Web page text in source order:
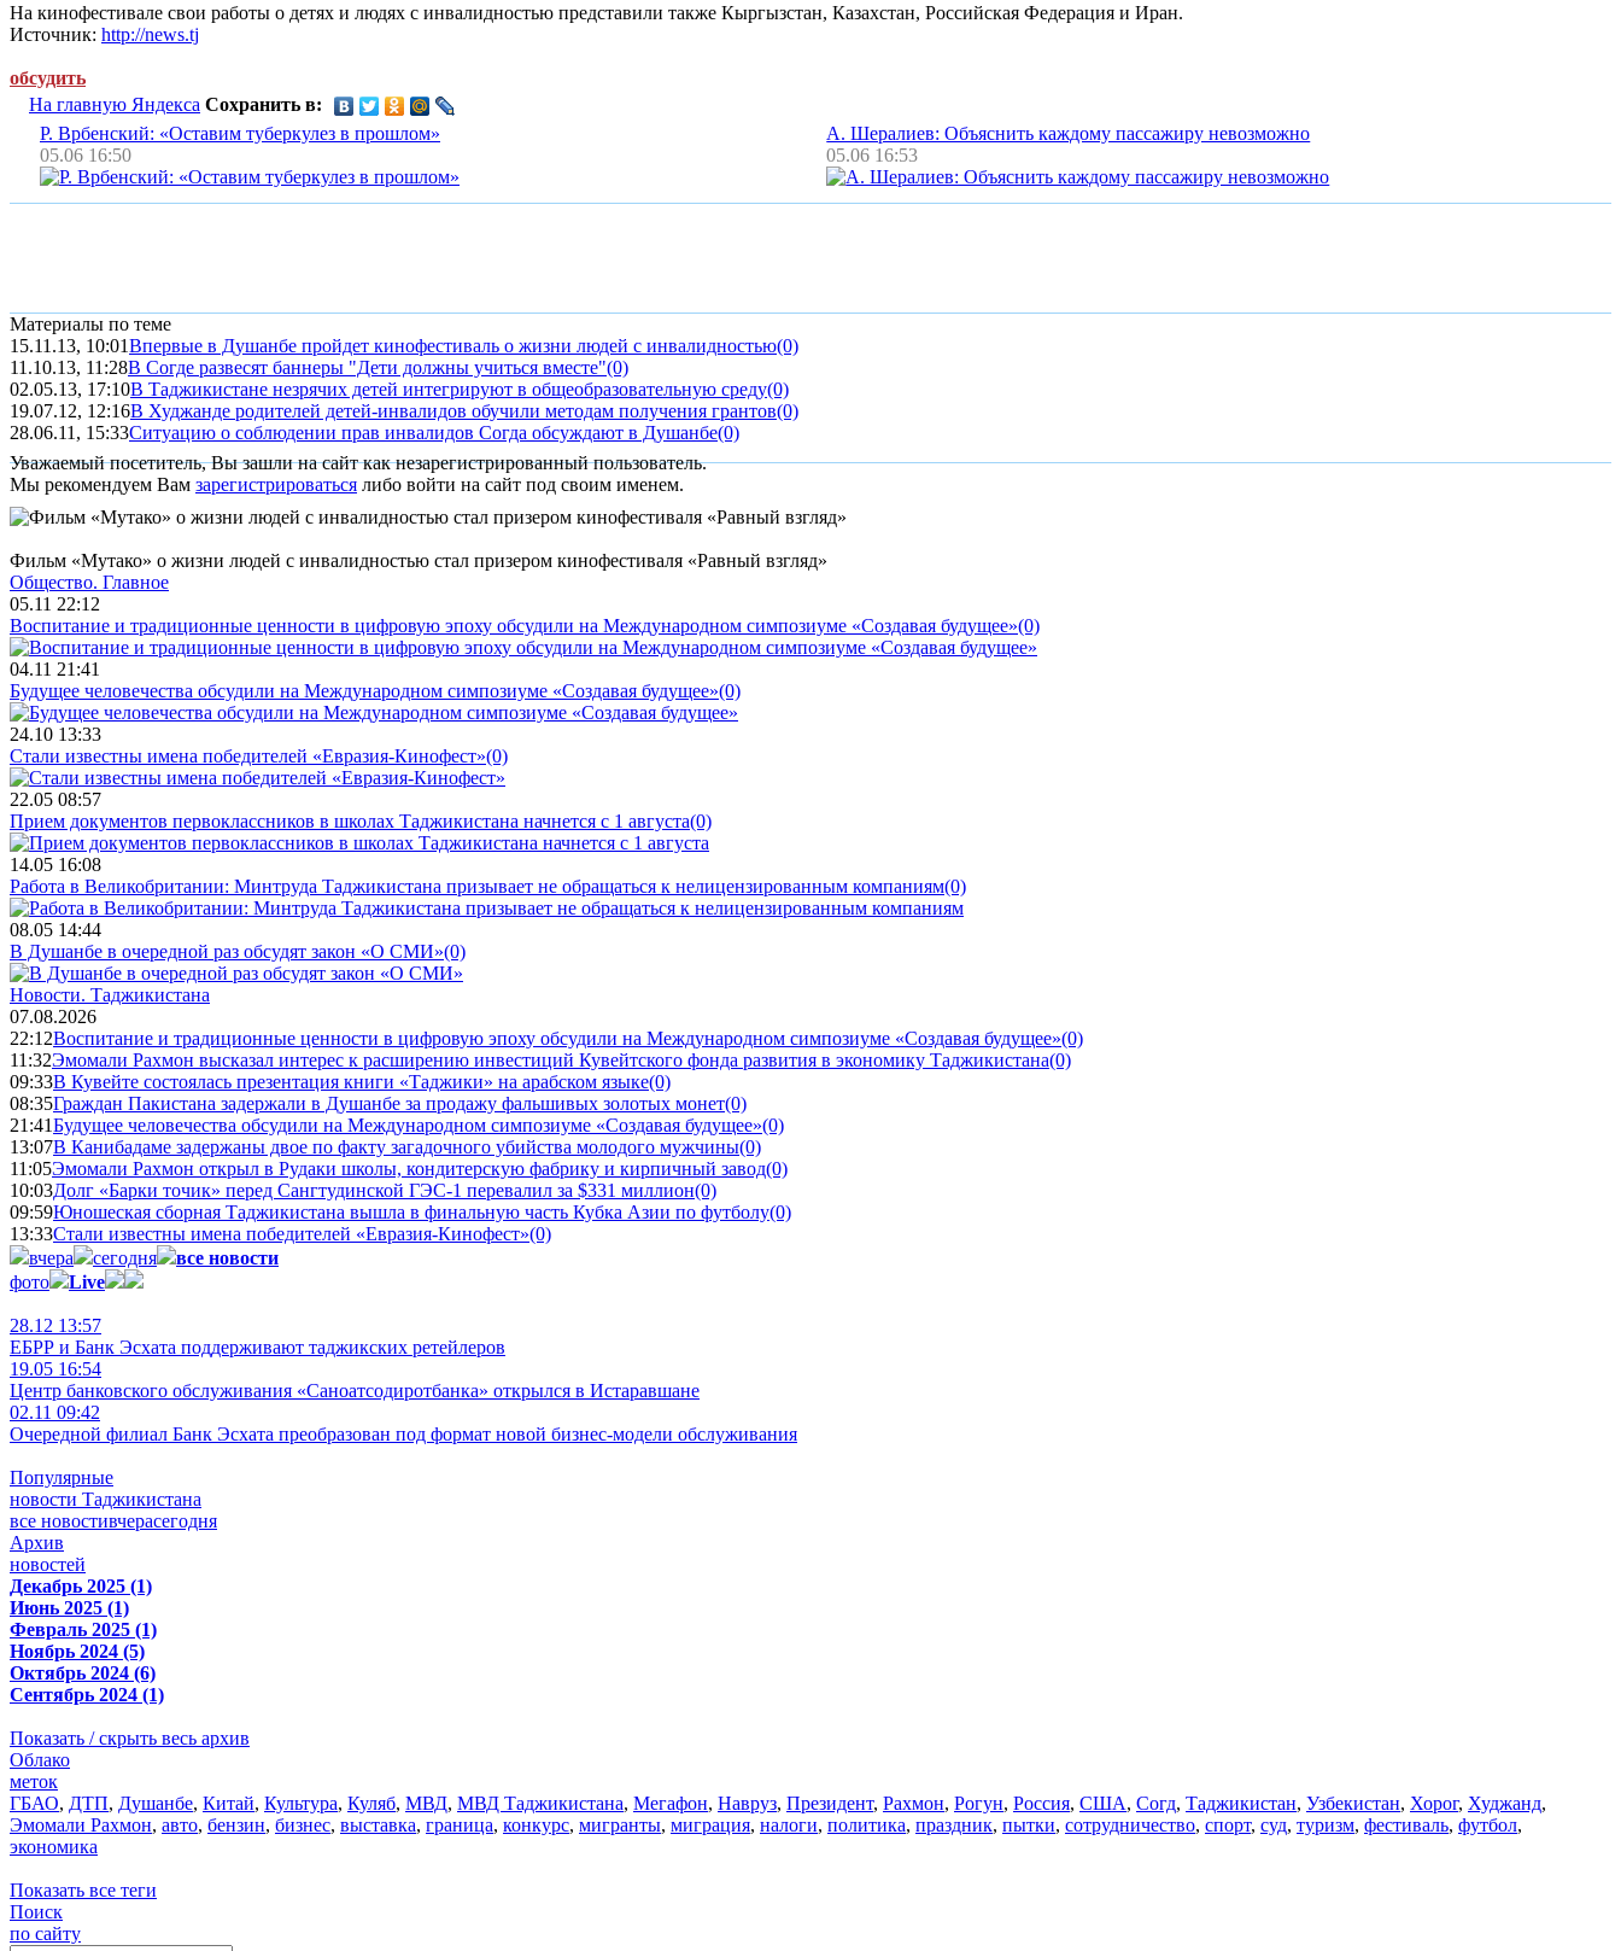
На кинофестивале свои работы о детях и людях с инвалидностью представили также Кыргызстан, Казахстан, Российская Федерация и Иран.
Источник: http://news.tj
обсудить
На главную Яндекса Сохранить в:
Р. Врбенский: «Оставим туберкулез в прошлом»
05.06 16:50
А. Шералиев: Объяснить каждому пассажиру невозможно
05.06 16:53
Материалы по теме
15.11.13, 10:01Впервые в Душанбе пройдет кинофестиваль о жизни людей с инвалидностью(0)
11.10.13, 11:28В Согде развесят баннеры "Дети должны учиться вместе"(0)
02.05.13, 17:10В Таджикистане незрячих детей интегрируют в общеобразовательную среду(0)
19.07.12, 12:16В Худжанде родителей детей-инвалидов обучили методам получения грантов(0)
28.06.11, 15:33Ситуацию о соблюдении прав инвалидов Согда обсуждают в Душанбе(0)
Уважаемый посетитель, Вы зашли на сайт как незарегистрированный пользователь.
Мы рекомендуем Вам зарегистрироваться либо войти на сайт под своим именем.
Фильм «Мутако» о жизни людей с инвалидностью стал призером кинофестиваля «Равный взгляд»
Общество. Главное
05.11 22:12
Воспитание и традиционные ценности в цифровую эпоху обсудили на Международном симпозиуме «Создавая будущее»(0)
04.11 21:41
Будущее человечества обсудили на Международном симпозиуме «Создавая будущее»(0)
24.10 13:33
Стали известны имена победителей «Евразия-Кинофест»(0)
22.05 08:57
Прием документов первоклассников в школах Таджикистана начнется с 1 августа(0)
14.05 16:08
Работа в Великобритании: Минтруда Таджикистана призывает не обращаться к нелицензированным компаниям(0)
08.05 14:44
В Душанбе в очередной раз обсудят закон «О СМИ»(0)
Новости. Таджикистана
07.08.2026
22:12Воспитание и традиционные ценности в цифровую эпоху обсудили на Международном симпозиуме «Создавая будущее»(0)
11:32Эмомали Рахмон высказал интерес к расширению инвестиций Кувейтского фонда развития в экономику Таджикистана(0)
09:33В Кувейте состоялась презентация книги «Таджики» на арабском языке(0)
08:35Граждан Пакистана задержали в Душанбе за продажу фальшивых золотых монет(0)
21:41Будущее человечества обсудили на Международном симпозиуме «Создавая будущее»(0)
13:07В Канибадаме задержаны двое по факту загадочного убийства молодого мужчины(0)
11:05Эмомали Рахмон открыл в Рудаки школы, кондитерскую фабрику и кирпичный завод(0)
10:03Долг «Барки точик» перед Сангтудинской ГЭС-1 перевалил за $331 миллион(0)
09:59Юношеская сборная Таджикистана вышла в финальную часть Кубка Азии по футболу(0)
13:33Стали известны имена победителей «Евразия-Кинофест»(0)
вчера
сегодня
все новости
фото
Live
28.12 13:57
ЕБРР и Банк Эсхата поддерживают таджикских ретейлеров
19.05 16:54
Центр банковского обслуживания «Саноатсодиротбанка» открылся в Истаравшане
02.11 09:42
Очередной филиал Банк Эсхата преобразован под формат новой бизнес-модели обслуживания
Популярные
новости Таджикистана
все новостивчерасегодня
Архив
новостей
Декабрь 2025 (1)
Июнь 2025 (1)
Февраль 2025 (1)
Ноябрь 2024 (5)
Октябрь 2024 (6)
Сентябрь 2024 (1)
Показать / скрыть весь архив
Облако
меток
ГБАО, ДТП, Душанбе, Китай, Культура, Куляб, МВД, МВД Таджикистана, Мегафон, Навруз, Президент, Рахмон, Рогун, Россия, США, Согд, Таджикистан, Узбекистан, Хорог, Худжанд,
Эмомали Рахмон, авто, бензин, бизнес, выставка, граница, конкурс, мигранты, миграция, налоги, политика, праздник, пытки, сотрудничество, спорт, суд, туризм, фестиваль, футбол,
экономика
Показать все теги
Поиск
по сайту